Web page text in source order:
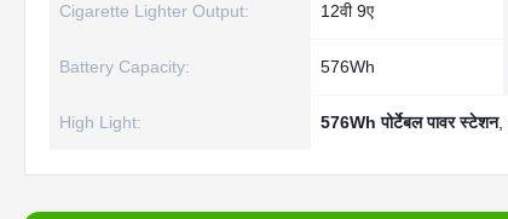
Cigarette Lighter Output: 12वी 9ए
Battery Capacity: 576Wh
High Light: 576Wh पोर्टेबल पावर स्टेशन,